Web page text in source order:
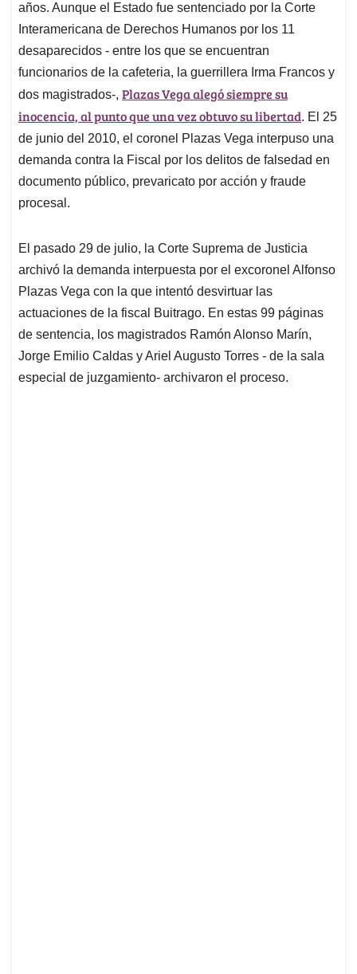
años. Aunque el Estado fue sentenciado por la Corte
Interamericana de Derechos Humanos por los 11
desaparecidos - entre los que se encuentran
funcionarios de la cafeteria, la guerrillera Irma Francos y
dos magistrados-, Plazas Vega alegó siempre su
inocencia, al punto que una vez obtuvo su libertad. El 25
de junio del 2010, el coronel Plazas Vega interpuso una
demanda contra la Fiscal por los delitos de falsedad en
documento público, prevaricato por acción y fraude
procesal.
El pasado 29 de julio, la Corte Suprema de Justicia
archivó la demanda interpuesta por el excoronel Alfonso
Plazas Vega con la que intentó desvirtuar las
actuaciones de la fiscal Buitrago. En estas 99 páginas
de sentencia, los magistrados Ramón Alonso Marín,
Jorge Emilio Caldas y Ariel Augusto Torres - de la sala
especial de juzgamiento- archivaron el proceso.